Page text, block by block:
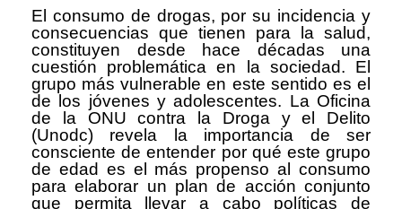
El consumo de drogas, por su incidencia y
consecuencias que tienen para la salud,
constituyen desde hace décadas una
cuestión problemática en la sociedad. El
grupo más vulnerable en este sentido es el
de los jóvenes y adolescentes. La Oficina
de la ONU contra la Droga y el Delito
(Unodc) revela la importancia de ser
consciente de entender por qué este grupo
de edad es el más propenso al consumo
para elaborar un plan de acción conjunto
que permita llevar a cabo políticas de